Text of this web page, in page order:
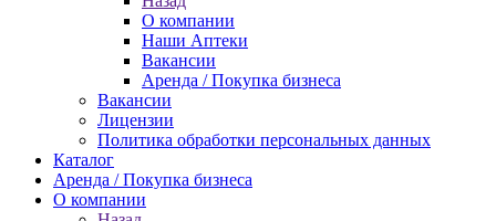
О компании
Наши Аптеки
Вакансии
Аренда / Покупка бизнеса
Вакансии
Лицензии
Политика обработки персональных данных
Каталог
Аренда / Покупка бизнеса
О компании